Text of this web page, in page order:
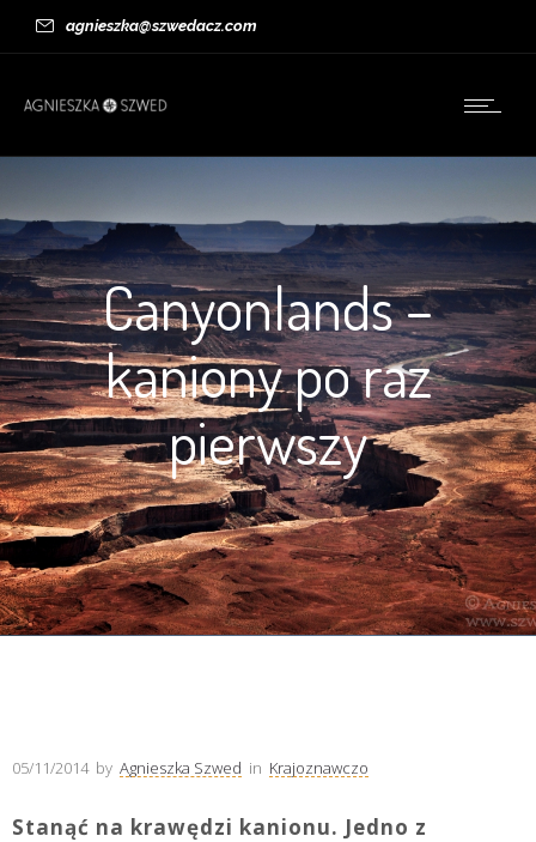
agnieszka@szwedacz.com
Canyonlands –
kaniony po raz
pierwszy
05/11/2014 by Agnieszka Szwed in Krajoznawczo
Stanąć na krawędzi kanionu. Jedno z